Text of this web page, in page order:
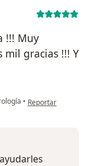
!!! Muy
mil gracias !!! Y
• en opinión del
Reportar